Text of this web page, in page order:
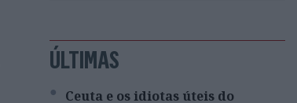
ÚLTIMAS
Ceuta e os idiotas úteis do